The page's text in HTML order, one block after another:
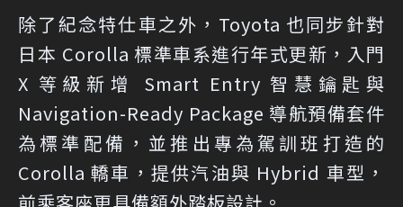
除了紀念特仕車之外，Toyota 也同步針對
日本 Corolla 標準車系進行年式更新，入門
X 等級新增 Smart Entry 智慧鑰匙與
Navigation-Ready Package 導航預備套件
為標準配備，並推出專為駕訓班打造的
Corolla 轎車，提供汽油與 Hybrid 車型，